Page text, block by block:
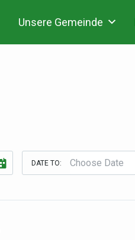
Unsere Gemeinde
DATE TO: